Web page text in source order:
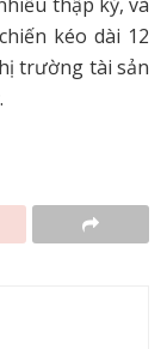
kéo dài 12
trường tài sản